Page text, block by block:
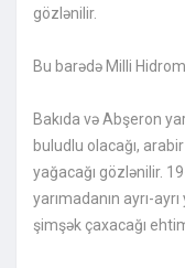
gözlənilir.
Bu barədə Milli
Bakıda və Abşeron
buludlu olacağı,
yağacağı gözlənilir.
yarımadanın ayrı-
şimşək çaxacağı